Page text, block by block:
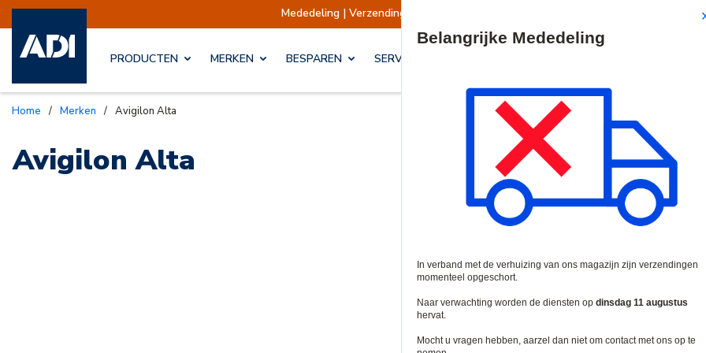
Mededeling | Verzendingen opgeschort Verzendingen
PRODUCTEN MERKEN BESPAREN SERVICES & OPLOSSINGEN
Home / Merken / Avigilon Alta
Avigilon Alta